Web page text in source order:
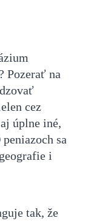
Pozerať na
cez
úplne iné,
sa
i
tak, že